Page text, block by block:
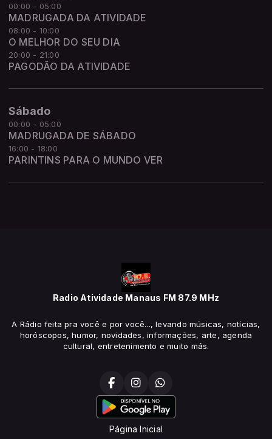
00:00 - 05:00
MADRUGADA DA ATIVIDADE
08:00 - 10:00
O MELHOR DO SEU DIA
20:00 - 21:00
PAGODÃO DA ATIVIDADE
Sábado
00:00 - 05:00
MADRUGADA DE SÁBADO
16:00 - 18:00
PARINTINS PARA O MUNDO VER
Radio Atividade Manaus FM 87.9 MHz
A Rádio feita pra você e por você..., levando músicas, notícias,
horóscopos, humor, novidades, informações, arte, agenda
cultural, entretenimento e muito más.
Página Inicial